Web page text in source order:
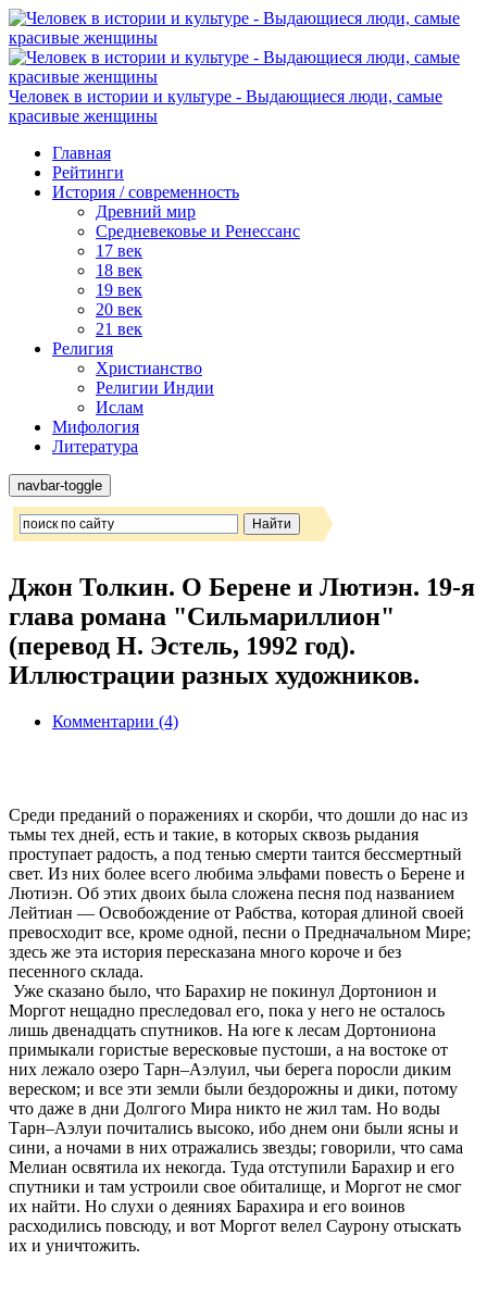
Человек в истории и культуре - Выдающиеся люди, самые
красивые женщины
Главная
Рейтинги
История / современность
Древний мир
Средневековье и Ренессанс
17 век
18 век
19 век
20 век
21 век
Религия
Христианство
Религии Индии
Ислам
Мифология
Литература
navbar-toggle
Джон Толкин. О Берене и Лютиэн. 19-я
глава романа "Сильмариллион"
(перевод Н. Эстель, 1992 год).
Иллюстрации разных художников.
Комментарии (4)
Среди преданий о поражениях и скорби, что дошли до нас из
тьмы тех дней, есть и такие, в которых сквозь рыдания
проступает радость, а под тенью смерти таится бессмертный
свет. Из них более всего любима эльфами повесть о Берене и
Лютиэн. Об этих двоих была сложена песня под названием
Лейтиан — Освобождение от Рабства, которая длиной своей
превосходит все, кроме одной, песни о Предначальном Мире;
здесь же эта история пересказана много короче и без
песенного склада.
Уже сказано было, что Барахир не покинул Дортонион и
Моргот нещадно преследовал его, пока у него не осталось
лишь двенадцать спутников. На юге к лесам Дортониона
примыкали гористые вересковые пустоши, а на востоке от
них лежало озеро Тарн–Аэлуил, чьи берега поросли диким
вереском; и все эти земли были бездорожны и дики, потому
что даже в дни Долгого Мира никто не жил там. Но воды
Тарн–Аэлуи почитались высоко, ибо днем они были ясны и
сини, а ночами в них отражались звезды; говорили, что сама
Мелиан освятила их некогда. Туда отступили Барахир и его
спутники и там устроили свое обиталище, и Моргот не смог
их найти. Но слухи о деяниях Барахира и его воинов
расходились повсюду, и вот Моргот велел Саурону отыскать
их и уничтожить.